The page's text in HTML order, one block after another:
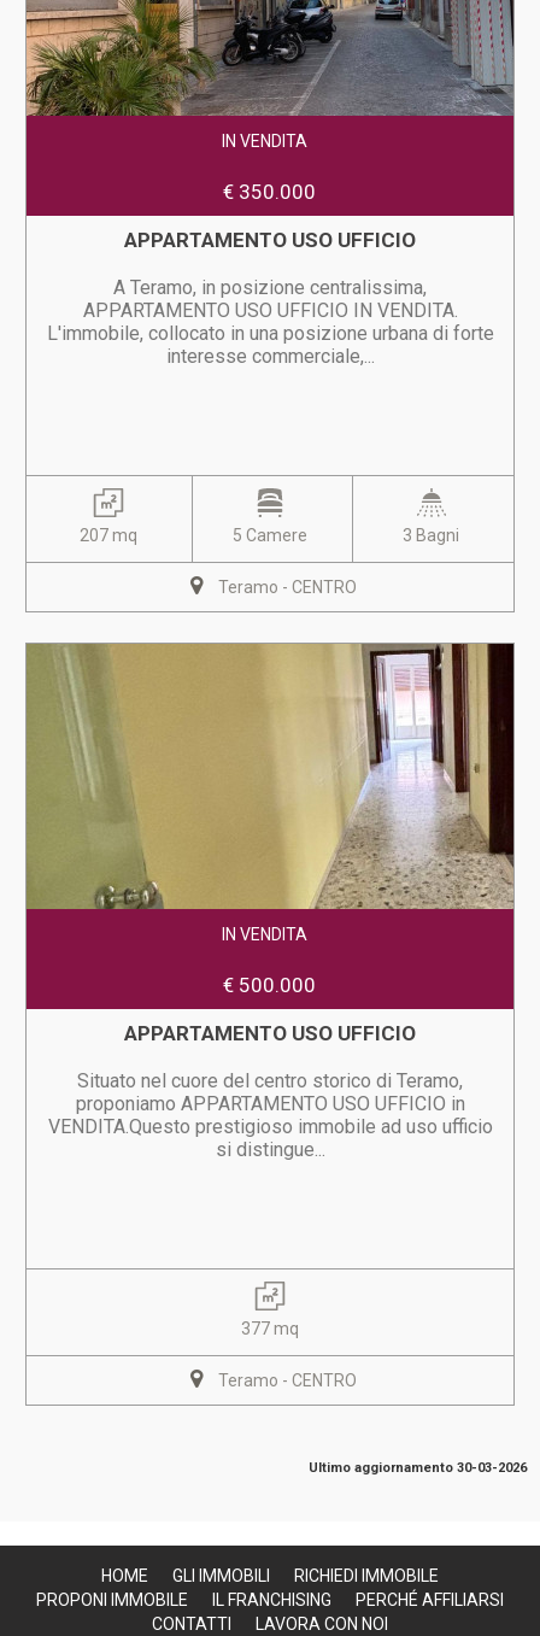
IN VENDITA
€ 350.000
APPARTAMENTO USO UFFICIO
A Teramo, in posizione centralissima,
APPARTAMENTO USO UFFICIO IN VENDITA.
L'immobile, collocato in una posizione urbana di forte
interesse commerciale,...
207 mq 5 Camere 3 Bagni
Teramo - CENTRO
IN VENDITA
€ 500.000
APPARTAMENTO USO UFFICIO
Situato nel cuore del centro storico di Teramo,
proponiamo APPARTAMENTO USO UFFICIO in
VENDITA.Questo prestigioso immobile ad uso ufficio
si distingue...
377 mq
Teramo - CENTRO
Ultimo aggiornamento 30-03-2026
HOME GLI IMMOBILI
RICHIEDI IMMOBILE
PROPONI IMMOBILE
IL FRANCHISING
PERCHÉ AFFILIARSI
CONTATTI
LAVORA CON NOI